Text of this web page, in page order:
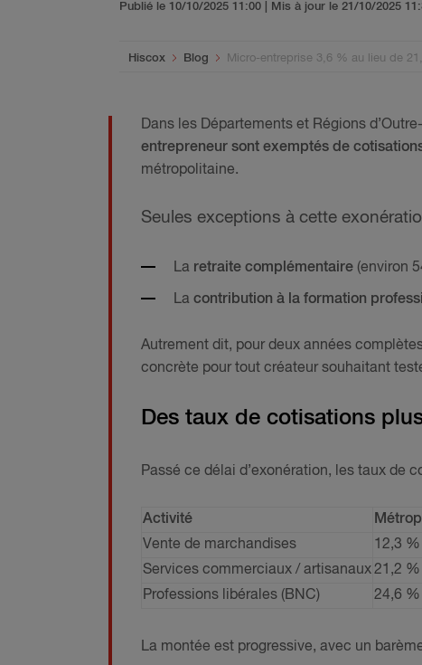
Publié le 10/10/2025 11:00 | Mis à jour le 21/10/2025
You are here:
Hiscox Blog Micro-entreprise 3,6 % au lieu de
Dans les Départements et Régions
entrepreneur sont exemptés de
métropolitaine.
Seules exceptions à cette
La retraite complémentaire (environ
La contribution à la formation
Autrement dit, pour deux années
concrète pour tout créateur souhaitant
Des taux de cotisations
Passé ce délai d’exonération, les taux de
Activité
Vente de marchandises
12,3 %
Services commerciaux / artisanaux21,2 %
Professions libérales (BNC)
24,6 %
La montée est progressive, avec un